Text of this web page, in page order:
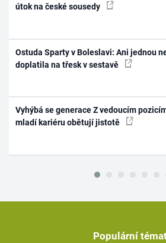
útok na české sousedy
Ostuda Sparty v Boleslavi: Ani jednou
doplatila na třesk v sestavě
Vyhýbá se generace Z vedoucím
mladí kariéru obětují jistotě
Populární